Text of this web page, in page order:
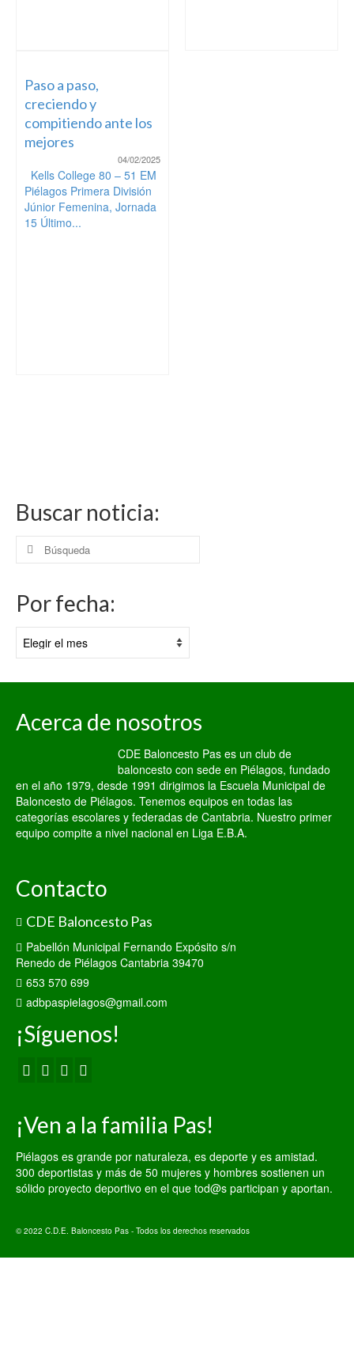
Paso a paso,
creciendo y
compitiendo ante los
mejores
04/02/2025
Kells College 80 – 51 EM
Piélagos Primera División
Júnior Femenina, Jornada
15 Último...
Buscar noticia:
Buscar
por:
Por fecha:
fecha:
Acerca de nosotros
CDE Baloncesto Pas es un club de
baloncesto con sede en Piélagos, fundado
en el año 1979, desde 1991 dirigimos la Escuela Municipal de
Baloncesto de Piélagos. Tenemos equipos en todas las
categorías escolares y federadas de Cantabria. Nuestro primer
equipo compite a nivel nacional en Liga E.B.A.
Contacto
CDE Baloncesto Pas
Pabellón Municipal Fernando Expósito s/n
Renedo de Piélagos Cantabria 39470
653 570 699
adbpaspielagos@gmail.com
¡Síguenos!
¡Ven a la familia Pas!
Piélagos es grande por naturaleza, es deporte y es amistad.
300 deportistas y más de 50 mujeres y hombres sostienen un
sólido proyecto deportivo en el que tod@s participan y aportan.
© 2022 C.D.E. Baloncesto Pas - Todos los derechos reservados